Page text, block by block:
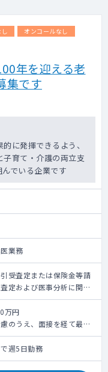
オンコールなし
年を迎える老
集です
に発揮できるよう、
育て・介護の両立支
でいる企業です
業務
受査定または保険金等請
定および医事分析に関す
対する産業医業務を行っ
万円
のうえ、面接を経て最終
週5日勤務